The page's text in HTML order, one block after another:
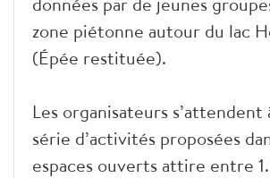
zone piétonne autour du lac
(Épée restituée).
Les organisateurs s’attendent
série d’activités proposées
espaces ouverts attire entre